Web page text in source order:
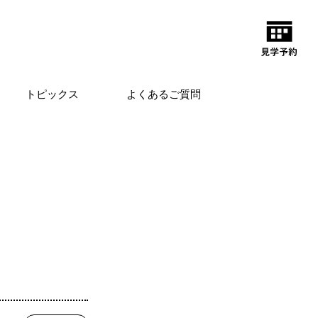
トピックス よくあるご質問